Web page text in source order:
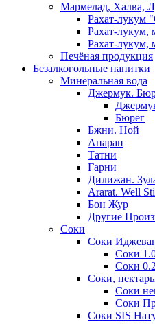
Мармелад, Халва,
Рахат-лукум
Рахат-лукум,
Рахат-лукум,
Печёная продукция
Безалкогольные напитки
Минеральная вода
Джермук.
Бюрег
Бжни. Ной
Апаран
Татни
Гарни
Дилижан.
Ararat. Well
Бон Жур
Другие
Соки
Соки
Соки
Соки
Соки,
Соки
Соки
Соки SIS